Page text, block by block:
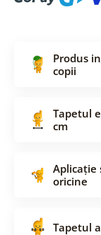
Produs
copii
Tapetul
cm
Aplicație
oricine
Tapetul